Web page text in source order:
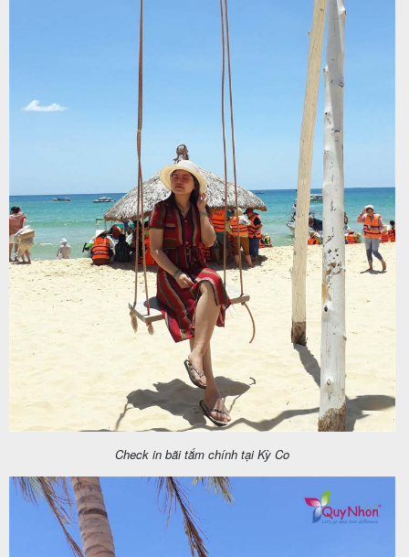
Check in bãi tắm chính tại Kỳ Co